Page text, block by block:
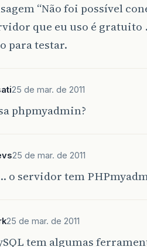
“Não foi possível
que eu uso é
para testar.
25 de mar. de 2011
phpmyadmin?
25 de mar. de 2011
o servidor tem
25 de mar. de 2011
tem algumas